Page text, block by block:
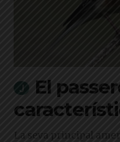
El
La seva principal